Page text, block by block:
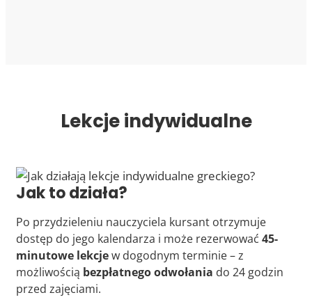
Lekcje indywidualne
Jak to działa?
Po przydzieleniu nauczyciela kursant otrzymuje
dostęp do jego kalendarza i może rezerwować 45-
minutowe lekcjew dogodnym terminie – z
możliwością bezpłatnego odwołania do 24 godzin
przed zajęciami.